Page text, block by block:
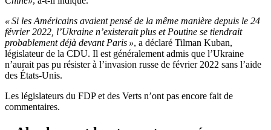
« Si les Américains avaient pensé de la même manière depuis le 24
février 2022, l’Ukraine n’existerait plus et Poutine se tiendrait
probablement déjà devant Paris », a déclaré Tilman Kuban,
législateur de la CDU. Il est généralement admis que l’Ukraine
n’aurait pas pu résister à l’invasion russe de février 2022 sans l’aide
des États-Unis.
Les législateurs du FDP et des Verts n’ont pas encore fait de
commentaires.